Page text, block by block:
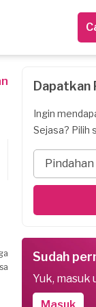
Dapatkan
Ingin
Sejasa? Pilih
Pindahan
Sudah
Yuk, masuk